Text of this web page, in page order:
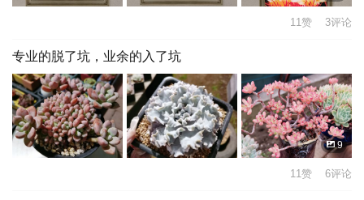
11赞 3评论
专业的脱了坑，业余的入了坑
9
11赞 6评论